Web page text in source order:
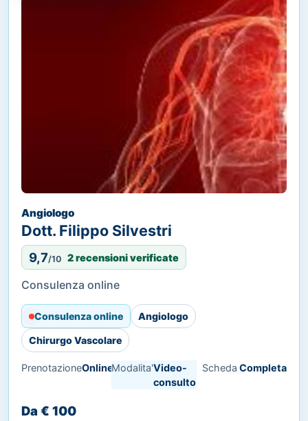
Angiologo
Dott. Filippo Silvestri
9,7/10 2 recensioni verificate
Consulenza online
Consulenza online Angiologo
Chirurgo Vascolare
PrenotazioneOnlineModalita'Video-
consulto
Scheda Completa
Da € 100